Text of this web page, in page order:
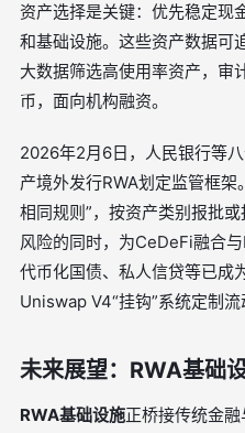
资产选择是关键：优先稳定现
和基础设施。这些资产数据可
大数据筛选高使用率资产，审
币，面向机构融资。
2026年2月6日，人民银行等
产境外发行RWA划定监管框架
相同规则”，按资产类别报批
风险的同时，为CeDeFi融合
代币化国债、私人信贷等已成
Uniswap V4“挂钩”系统定制流
未来展望：RWA基础
RWA基础设施正桥接传统金